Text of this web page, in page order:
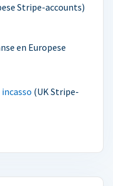
Stripe-accounts)
en Europese
(UK Stripe-